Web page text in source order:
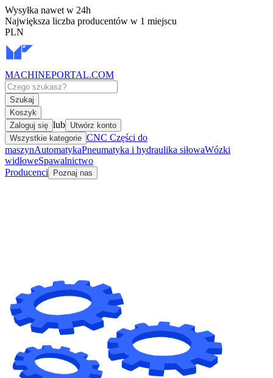
Wysyłka nawet w 24h
Największa liczba producentów w 1 miejscu
PLN
MACHINEPORTAL.COM
Szukaj
Koszyk
Zaloguj się lub Utwórz konto
Wszystkie kategorie CNC Części do
maszynAutomatykaPneumatyka i hydraulika siłowaWózki
widłoweSpawalnictwo
Producenci
Poznaj nas